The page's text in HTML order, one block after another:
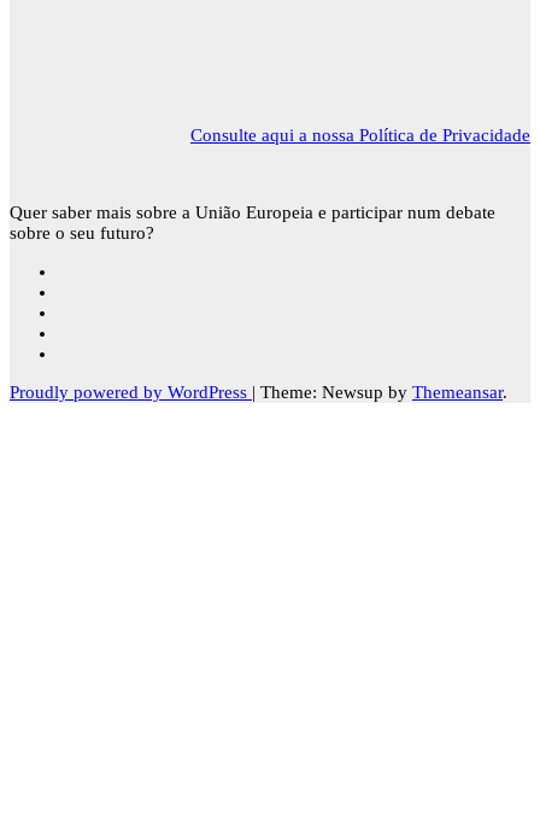
Consulte aqui a nossa Política de Privacidade
Quer saber mais sobre a União Europeia e participar num debate
sobre o seu futuro?
Proudly powered by WordPress | Theme: Newsup by Themeansar.